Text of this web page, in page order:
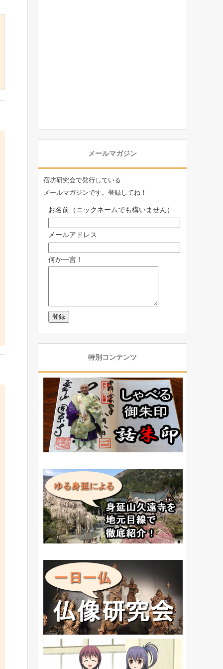
メールマガジン
宿坊研究会で発行している
メールマガジンです。登録してね！
お名前（ニックネームでも構いません）
メールアドレス
何か一言！
特別コンテンツ